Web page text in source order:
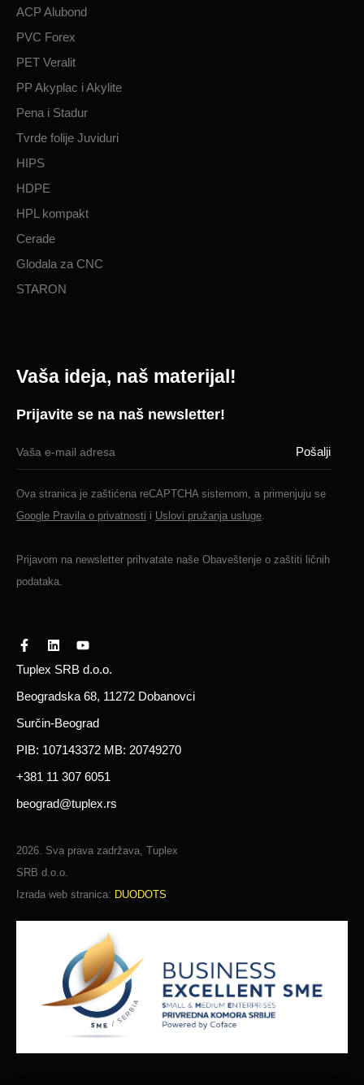
Vaša ideja, naš materijal!
Prijavite se na naš newsletter!
Ova stranica je zaštićena reCAPTCHA sistemom, a primenjuju se
Google Pravila o privatnosti i Uslovi pružanja usluge.
Prijavom na newsletter prihvatate naše Obaveštenje o zaštiti ličnih
podataka.
Tuplex SRB d.o.o.
Beogradska 68, 11272 Dobanovci
Surčin-Beograd
PIB: 107143372 MB: 20749270
+381 11 307 6051
beograd@tuplex.rs
2026. Sva prava zadržava, Tuplex
SRB d.o.o.
Izrada web stranica: DUODOTS
ACP Alubond
PVC Forex
PET Veralit
PP Akyplac i Akylite
Pena i Stadur
Tvrde folije Juviduri
HIPS
HDPE
HPL kompakt
Cerade
Glodala za CNC
STARON